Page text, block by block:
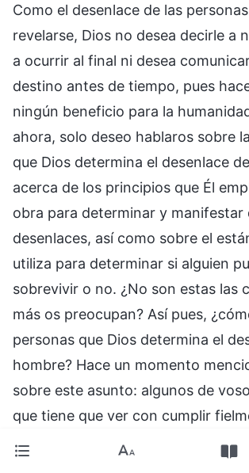
Como el desenlace de las
revelarse, Dios no desea decirle a
a ocurrir al final ni desea
destino antes de tiempo, pues
ningún beneficio para la
ahora, solo deseo hablaros sobre
que Dios determina el desenlace
acerca de los principios que Él
obra para determinar y manifestar
desenlaces, así como sobre el
utiliza para determinar si alguien
sobrevivir o no. ¿No son estas las
más os preocupan? Así pues,
personas que Dios determina el
hombre? Hace un momento
sobre este asunto: algunos de
que tiene que ver con cumplir
propios deberes y con esforzarse